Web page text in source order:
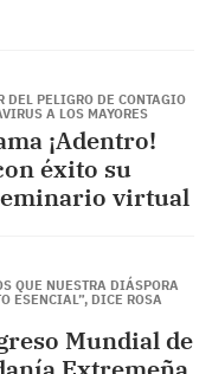
DEL PELIGRO DE CONTAGIO
A LOS MAYORES
¡Adentro!
éxito su
virtual
QUE NUESTRA DIÁSPORA
ESENCIAL”, DICE ROSA
Mundial de